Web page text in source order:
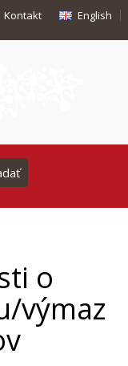
Kontakt English
o
výmaz